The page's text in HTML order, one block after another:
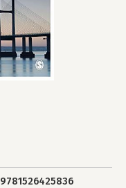
9781526425836